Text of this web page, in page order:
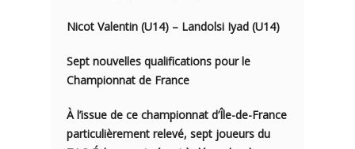
Nicot Valentin (U14) – Landolsi Iyad (U14)
Sept nouvelles qualifications pour le
Championnat de France
À l’issue de ce championnat d’Île-de-France
particulièrement relevé, sept joueurs du